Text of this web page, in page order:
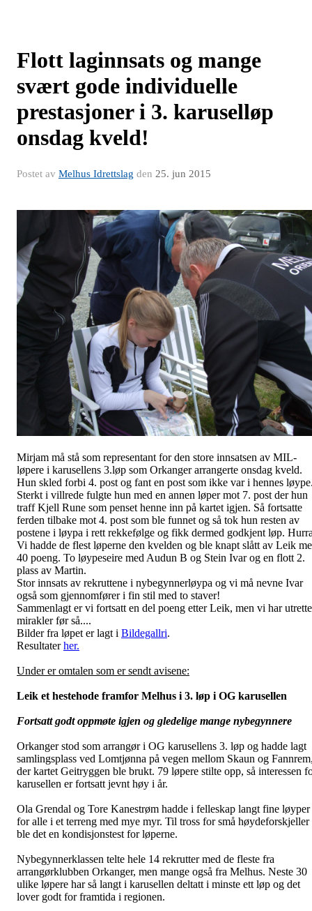
Flott laginnsats og mange
svært gode individuelle
prestasjoner i 3. karuselløp
onsdag kveld!
Postet av Melhus Idrettslag den 25. jun 2015
Mirjam må stå som representant for den store innsatsen av MIL-
løpere i karusellens 3.løp som Orkanger arrangerte onsdag kveld.
Hun skled forbi 4. post og fant en post som ikke var i hennes
Sterkt i villrede fulgte hun med en annen løper mot 7. post der hun
traff Kjell Rune som penset henne inn på kartet igjen. Så fortsatte
ferden tilbake mot 4. post som ble funnet og så tok hun resten av
postene i løypa i rett rekkefølge og fikk dermed godkjent løp.
Vi hadde de flest løperne den kvelden og ble knapt slått av Leik
40 poeng. To løypeseire med Audun B og Stein Ivar og en flott 2.
plass av Martin.
Stor innsats av rekruttene i nybegynnerløypa og vi må nevne Ivar
også som gjennomfører i fin stil med to staver!
Sammenlagt er vi fortsatt en del poeng etter Leik, men vi har
mirakler før så....
Bilder fra løpet er lagt i Bildegallri.
Resultaterher.
Under er omtalen som er sendt avisene:
Leik et hestehode framfor Melhus i 3. løp i OG karusellen
Fortsatt godt oppmøte igjen og gledelige mange nybegynnere
Orkanger stod som arrangør i OG karusellens 3. løp og hadde lagt
samlingsplass ved Lomtjønna på vegen mellom Skaun og
der kartet Geitryggen ble brukt. 79 løpere stilte opp, så interessen
karusellen er fortsatt jevnt høy i år.
Ola Grendal og Tore Kanestrøm hadde i felleskap langt fine løyper
for alle i et terreng med mye myr. Til tross for små høydeforskjeller
ble det en kondisjonstest for løperne.
Nybegynnerklassen telte hele 14 rekrutter med de fleste fra
arrangørklubben Orkanger, men mange også fra Melhus. Neste 30
ulike løpere har så langt i karusellen deltatt i minste ett løp og det
lover godt for framtida i regionen.